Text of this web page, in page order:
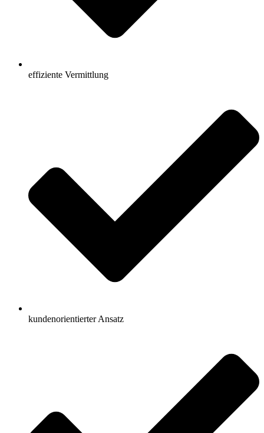
effiziente Vermittlung
kundenorientierter Ansatz